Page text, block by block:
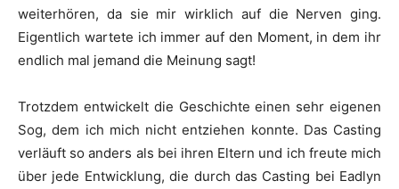
weiterhören, da sie mir wirklich auf die Nerven ging.
Eigentlich wartete ich immer auf den Moment, in dem ihr
endlich mal jemand die Meinung sagt!
Trotzdem entwickelt die Geschichte einen sehr eigenen
Sog, dem ich mich nicht entziehen konnte. Das Casting
verläuft so anders als bei ihren Eltern und ich freute mich
über jede Entwicklung, die durch das Casting bei Eadlyn